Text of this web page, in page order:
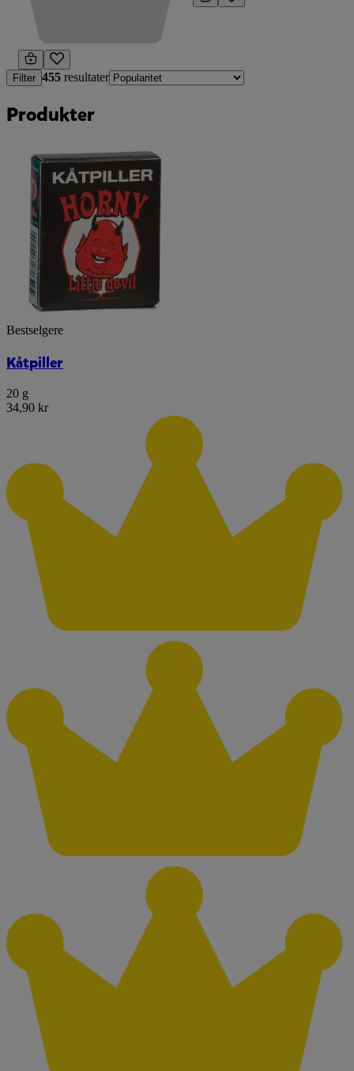
Filter 455 resultater
Produkter
Bestselgere
Kåtpiller
20 g
34,90 kr